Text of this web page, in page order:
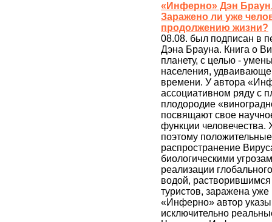
«Инферно» Дэн
Заражено ли уже
продолжению жизни?
08.08. был подписан в
Дэна Брауна. Книга о
планету, с целью -
населения,
времени. У автора
ассоциативном ряду с
плодородие
посвящают свое
функции
поэтому
распространение
биологическими
реализации
водой,
туристов, заражена
«Инферно» автор
исключительно